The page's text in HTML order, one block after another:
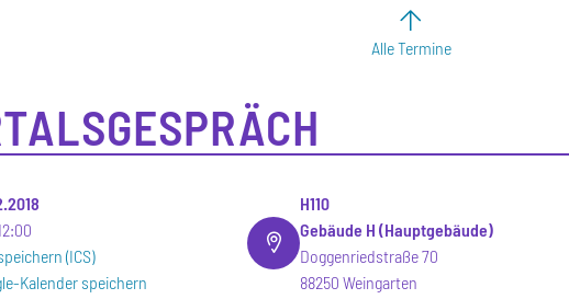
Alle Termine
(ICS)
Kalender speichern
H110
Gebäude H (Hauptgebäude)
Doggenriedstraße 70
88250 Weingarten